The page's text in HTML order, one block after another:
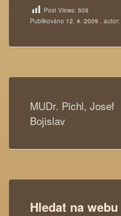
Post Views: 808
Publikováno 12. 4. 2009 , autor:
Navigace
pro
příspěvek
MUDr. Pichl, Josef
Bojislav
Hledat na webu